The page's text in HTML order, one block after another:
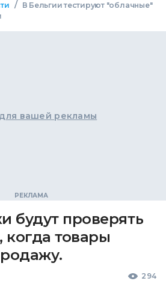
/
В Бельгии тестируют "облачные"
вашей рекламы
будут проверять
когда товары
294